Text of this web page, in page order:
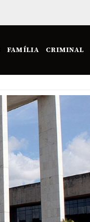
FAMÍLIA CRIMINAL